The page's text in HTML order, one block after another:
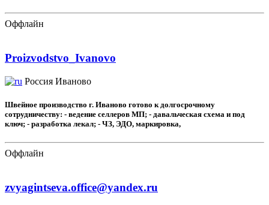
Оффлайн
Proizvodstvo_Ivanovo
Россия Иваново
Швейное производство г. Иваново готово к долгосрочному
сотрудничеству: - ведение селлеров МП; - давальческая схема и под
ключ; - разработка лекал; - ЧЗ, ЭДО, маркировка,
Оффлайн
zvyagintseva.office@yandex.ru